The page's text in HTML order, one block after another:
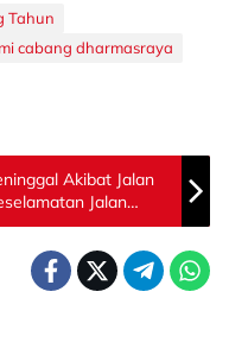
Tahun
cabang dharmasraya
Akibat Jalan
Jalan